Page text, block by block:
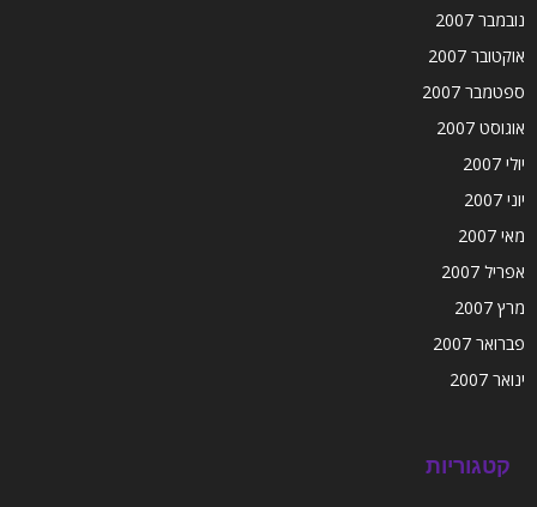
נובמבר 2007
אוקטובר 2007
ספטמבר 2007
אוגוסט 2007
יולי 2007
יוני 2007
מאי 2007
אפריל 2007
מרץ 2007
פברואר 2007
ינואר 2007
קטגוריות